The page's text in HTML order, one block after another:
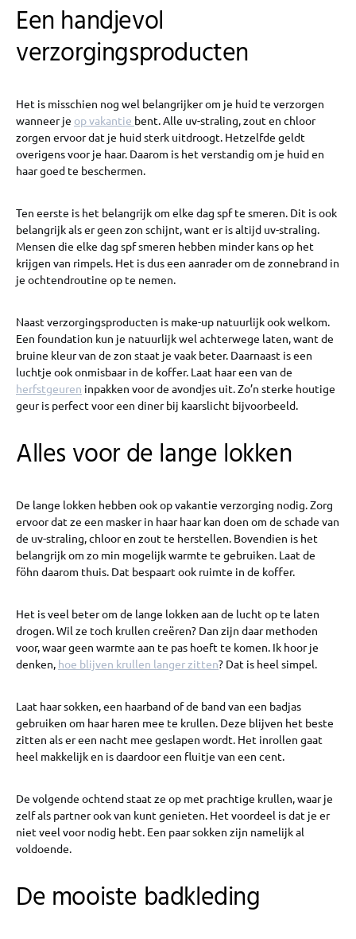
Een handjevol
verzorgingsproducten
Het is misschien nog wel belangrijker om je huid te verzorgen
wanneer je op vakantie bent. Alle uv-straling, zout en chloor
zorgen ervoor dat je huid sterk uitdroogt. Hetzelfde geldt
overigens voor je haar. Daarom is het verstandig om je huid en
haar goed te beschermen.
Ten eerste is het belangrijk om elke dag spf te smeren. Dit is ook
belangrijk als er geen zon schijnt, want er is altijd uv-straling.
Mensen die elke dag spf smeren hebben minder kans op het
krijgen van rimpels. Het is dus een aanrader om de zonnebrand in
je ochtendroutine op te nemen.
Naast verzorgingsproducten is make-up natuurlijk ook welkom.
Een foundation kun je natuurlijk wel achterwege laten, want de
bruine kleur van de zon staat je vaak beter. Daarnaast is een
luchtje ook onmisbaar in de koffer. Laat haar een van de
herfstgeuren inpakken voor de avondjes uit. Zo’n sterke houtige
geur is perfect voor een diner bij kaarslicht bijvoorbeeld.
Alles voor de lange lokken
De lange lokken hebben ook op vakantie verzorging nodig. Zorg
ervoor dat ze een masker in haar haar kan doen om de schade van
de uv-straling, chloor en zout te herstellen. Bovendien is het
belangrijk om zo min mogelijk warmte te gebruiken. Laat de
föhn daarom thuis. Dat bespaart ook ruimte in de koffer.
Het is veel beter om de lange lokken aan de lucht op te laten
drogen. Wil ze toch krullen creëren? Dan zijn daar methoden
voor, waar geen warmte aan te pas hoeft te komen. Ik hoor je
denken, hoe blijven krullen langer zitten? Dat is heel simpel.
Laat haar sokken, een haarband of de band van een badjas
gebruiken om haar haren mee te krullen. Deze blijven het beste
zitten als er een nacht mee geslapen wordt. Het inrollen gaat
heel makkelijk en is daardoor een fluitje van een cent.
De volgende ochtend staat ze op met prachtige krullen, waar je
zelf als partner ook van kunt genieten. Het voordeel is dat je er
niet veel voor nodig hebt. Een paar sokken zijn namelijk al
voldoende.
De mooiste badkleding